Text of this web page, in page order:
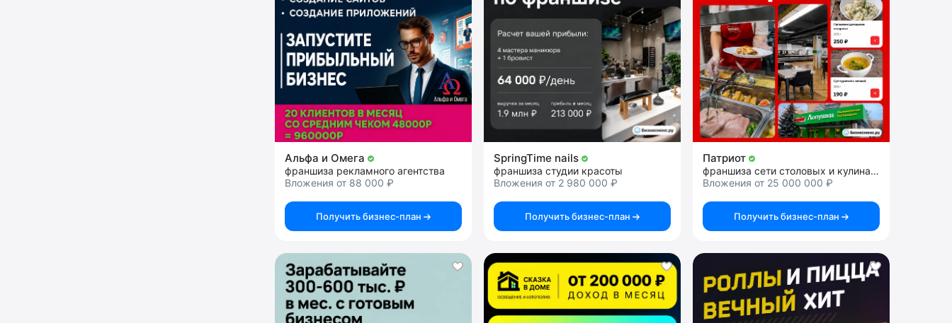
Альфа и Омега
франшиза рекламного агентства
Вложения от 88 000 ₽
Получить бизнес-план
SpringTime nails
франшиза студии красоты
Вложения от 2 980 000 ₽
Получить бизнес-план
Патриот
франшиза сети столовых и кулинарий
Вложения от 25 000 000 ₽
Получить бизнес-план